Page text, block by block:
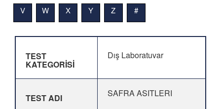
V W X Y Z #
TEST
KATEGORİSİ
Dış Laboratuvar
TEST ADI SAFRA ASITLERI